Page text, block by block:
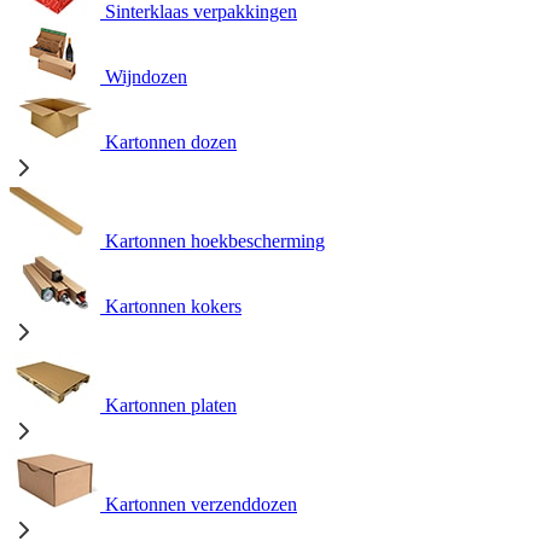
Sinterklaas verpakkingen
Wijndozen
Kartonnen dozen
Kartonnen hoekbescherming
Kartonnen kokers
Kartonnen platen
Kartonnen verzenddozen